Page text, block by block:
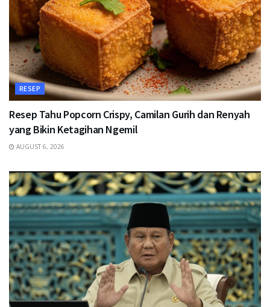
RESEP
Resep Tahu Popcorn Crispy, Camilan Gurih dan Renyah
yang Bikin Ketagihan Ngemil
AUGUST 6, 2026